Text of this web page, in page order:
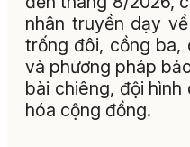
nhân truyền dạy
trống đôi, cồng ba,
và phương pháp
bài chiêng, đội
hóa cộng đồng.